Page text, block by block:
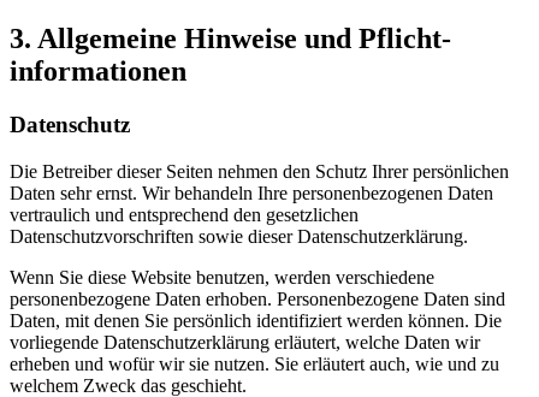
3. Allgemeine Hinweise und Pflicht­
informationen
Datenschutz
Die Betreiber dieser Seiten nehmen den Schutz Ihrer persönlichen
Daten sehr ernst. Wir behandeln Ihre personenbezogenen Daten
vertraulich und entsprechend den gesetzlichen
Datenschutzvorschriften sowie dieser Datenschutzerklärung.
Wenn Sie diese Website benutzen, werden verschiedene
personenbezogene Daten erhoben. Personenbezogene Daten sind
Daten, mit denen Sie persönlich identifiziert werden können. Die
vorliegende Datenschutzerklärung erläutert, welche Daten wir
erheben und wofür wir sie nutzen. Sie erläutert auch, wie und zu
welchem Zweck das geschieht.